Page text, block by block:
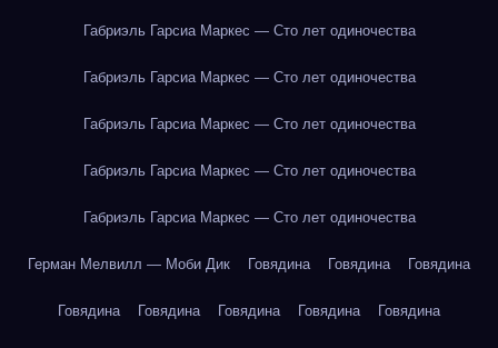
Габриэль Гарсиа Маркес — Сто лет одиночества
Габриэль Гарсиа Маркес — Сто лет одиночества
Габриэль Гарсиа Маркес — Сто лет одиночества
Габриэль Гарсиа Маркес — Сто лет одиночества
Габриэль Гарсиа Маркес — Сто лет одиночества
Герман Мелвилл — Моби Дик Говядина Говядина Говядина
Говядина Говядина Говядина Говядина Говядина